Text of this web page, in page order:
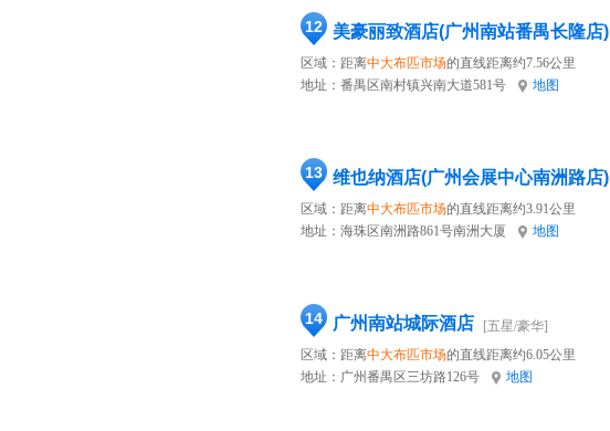
12 美豪丽致酒店(广州南站番禺长隆店)
区域：距离中大布匹市场的直线距离约7.56公里
地址： 番禺区南村镇兴南大道581号 地图
13 维也纳酒店(广州会展中心南洲路店)
区域：距离中大布匹市场的直线距离约3.91公里
地址： 海珠区南洲路861号南洲大厦 地图
14 广州南站城际酒店
[五星/豪华]
区域：距离中大布匹市场的直线距离约6.05公里
地址： 广州番禺区三坊路126号 地图